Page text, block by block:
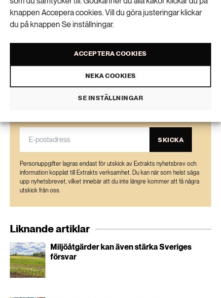
knappen Accepera cookies. Vill du göra justeringar klickar
du på knappen Se inställningar.
ACCEPTERA COOKIES
NEKA COOKIES
SE INSTÄLLNINGAR
Få kunskapen, idéerna och de nya lösningarna
SKICKA
Personuppgifter lagras endast för utskick av Extrakts nyhetsbrev och
information kopplat till Extrakts verksamhet. Du kan när som helst säga
upp nyhetsbrevet, vilket innebär att du inte längre kommer att få några
utskick från oss.
Liknande artiklar
Miljöåtgärder kan även stärka Sveriges
försvar